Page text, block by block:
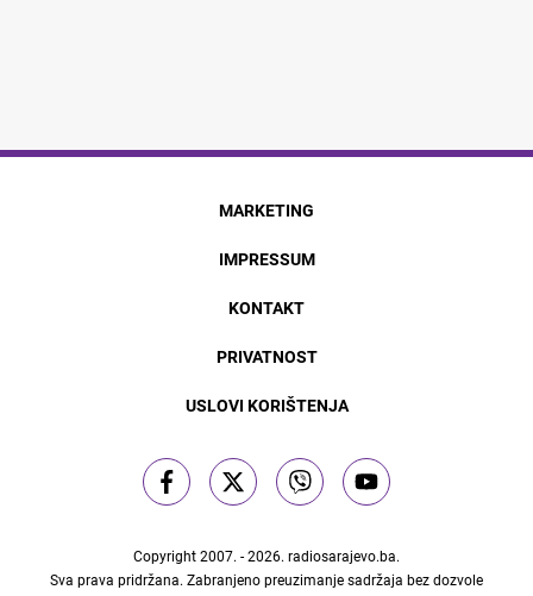
MARKETING
IMPRESSUM
KONTAKT
PRIVATNOST
USLOVI KORIŠTENJA
Copyright 2007. - 2026. radiosarajevo.ba.
Sva prava pridržana. Zabranjeno preuzimanje sadržaja bez dozvole